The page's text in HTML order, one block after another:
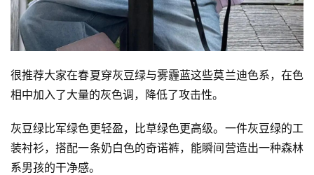
很推荐大家在春夏穿灰豆绿与雾霾蓝这些莫兰迪色系，在色
相中加入了大量的灰色调，降低了攻击性。
灰豆绿比军绿色更轻盈，比草绿色更高级。一件灰豆绿的工
装衬衫，搭配一条奶白色的奇诺裤，能瞬间营造出一种森林
系男孩的干净感。